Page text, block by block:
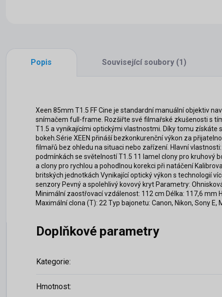
Popis Související soubory (1)
Xeen 85mm T1.5 FF Cine je standardní manuální objektiv
snímačem full-frame. Rozšiřte své filmařské zkušenosti s
T1.5 a vynikajícími optickými vlastnostmi. Díky tomu získáte
bokeh.Série XEEN přináší bezkonkurenční výkon za
filmařů bez ohledu na situaci nebo zařízení. Hlavní
podmínkách se světelností T1.5 11 lamel clony pro kruhový
a clony pro rychlou a pohodlnou korekci při natáčení
britských jednotkách Vynikající optický výkon s technologií
senzory Pevný a spolehlivý kovový kryt Parametry:
Minimální zaostřovací vzdálenost: 112 cm Délka: 117,6 mm
Maximální clona (T): 22 Typ bajonetu: Canon, Nikon, Sony E,
Doplňkové parametry
Kategorie:
Hmotnost: